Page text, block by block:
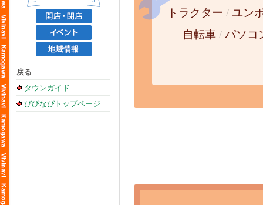
戻る
タウンガイド
びびなびトップページ
トラクター / ユン
自転車 / パソコ